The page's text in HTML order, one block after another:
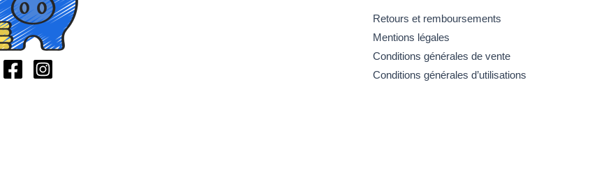
Retours et remboursements
Mentions légales
Conditions générales de vente
Conditions générales d’utilisations